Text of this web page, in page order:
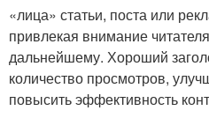
«лица» статьи, поста или
привлекая внимание
дальнейшему. Хороший
количество просмотров,
повысить эффективность